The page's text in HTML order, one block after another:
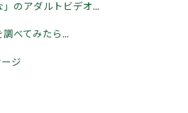
のアダルトビデオ...
べてみたら...
ジ